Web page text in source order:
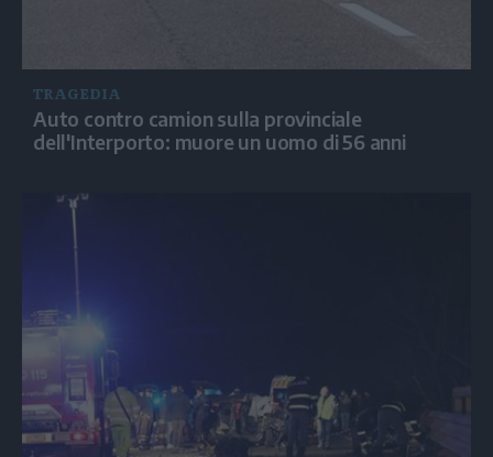
TRAGEDIA
Auto contro camion sulla provinciale
dell'Interporto: muore un uomo di 56 anni